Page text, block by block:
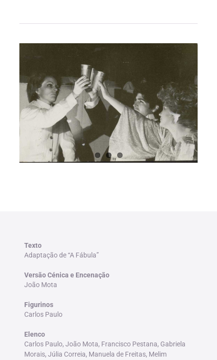
Texto
Adaptação de “A Fábula”
Versão Cénica e Encenação
João Mota
Figurinos
Carlos Paulo
Elenco
Carlos Paulo, João Mota, Francisco Pestana, Gabriela
Morais, Júlia Correia, Manuela de Freitas, Melim